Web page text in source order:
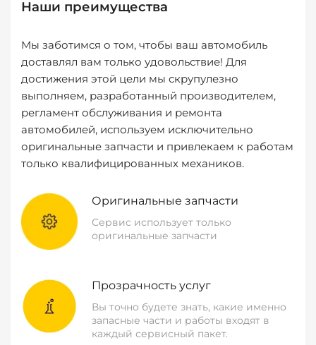
Наши преимущества
Мы заботимся о том, чтобы ваш автомобиль
доставлял вам только удовольствие! Для
достижения этой цели мы скрупулезно
выполняем, разработанный производителем,
регламент обслуживания и ремонта
автомобилей, используем исключительно
оригинальные запчасти и привлекаем к работам
только квалифицированных механиков.
Оригинальные запчасти
Сервис использует только
оригинальные запчасти
Прозрачность услуг
Вы точно будете знать, какие именно
запасные части и работы входят в
каждый сервисный пакет.